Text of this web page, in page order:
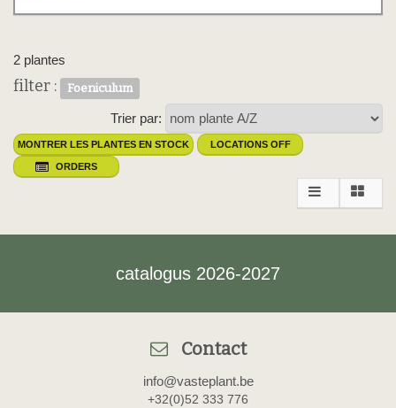
2 plantes
filter : Foeniculum
Trier par:
MONTRER LES PLANTES EN STOCK LOCATIONS OFF
ORDERS
catalogus 2026-2027
Contact
info@vasteplant.be
+32(0)52 333 776